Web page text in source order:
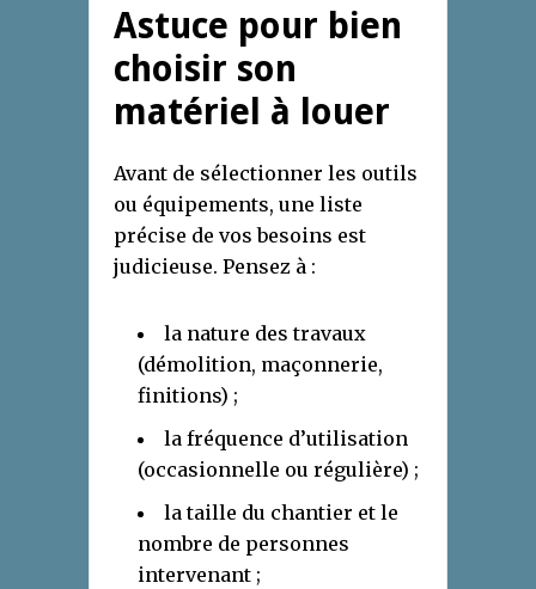
Astuce pour bien
choisir son
matériel à louer
Avant de sélectionner les outils
ou équipements, une liste
précise de vos besoins est
judicieuse. Pensez à :
la nature des travaux
(démolition, maçonnerie,
finitions) ;
la fréquence d’utilisation
(occasionnelle ou régulière) ;
la taille du chantier et le
nombre de personnes
intervenant ;